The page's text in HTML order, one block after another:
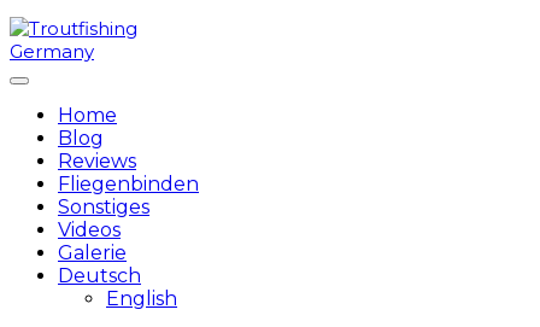
Home
Blog
Reviews
Fliegenbinden
Sonstiges
Videos
Galerie
Deutsch
English